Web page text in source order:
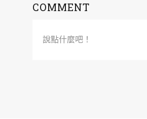
COMMENT
說點什麼吧！